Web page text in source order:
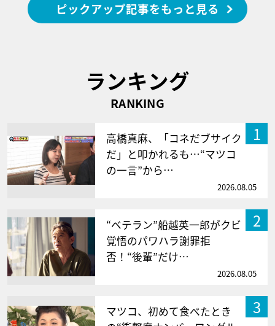
ピックアップ記事をもっと見る
ランキング
RANKING
1
高橋真麻、「コネだブサイク
だ」と叩かれるも…“マツコ
の一言”から…
2026.08.05
2
“ベテラン”船越英一郎がクビ
覚悟のパワハラ謝罪拒
否！“後輩”だけ…
2026.08.05
3
マツコ、初めて食べたとき